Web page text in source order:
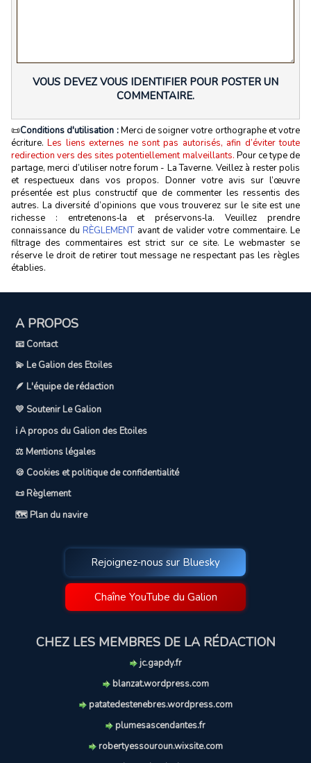
VOUS DEVEZ VOUS IDENTIFIER POUR POSTER UN
COMMENTAIRE.
📜Conditions d'utilisation :Merci de soigner votre orthographe et votre
écriture.Les liens externes ne sont pas autorisés, afin d’éviter toute
redirection vers des sites potentiellement malveillants. Pour ce type de
partage, merci d’utiliser notre forum - La Taverne. Veillez à rester polis
et respectueux dans vos propos. Donner votre avis sur l’œuvre
présentée est plus constructif que de commenter les ressentis des
autres. La diversité d’opinions que vous trouverez sur le site est une
richesse : entretenons‑la et préservons‑la. Veuillez prendre
connaissance du RÈGLEMENTavant de valider votre commentaire. Le
filtrage des commentaires est strict sur ce site. Le webmaster se
réserve le droit de retirer tout message ne respectant pas les règles
établies.
A PROPOS
📧 Contact
💫 Le Galion des Etoiles
🪶 L'équipe de rédaction
💛 Soutenir Le Galion
ℹ️ A propos du Galion des Etoiles
⚖️ Mentions légales
🍪 Cookies et politique de confidentialité
📜 Règlement
🗺️ Plan du navire
Rejoignez-nous sur Bluesky
Chaîne YouTube du Galion
CHEZ LES MEMBRES DE LA RÉDACTION
jc.gapdy.fr
blanzat.wordpress.com
patatedestenebres.wordpress.com
plumesascendantes.fr
robertyessouroun.wixsite.com